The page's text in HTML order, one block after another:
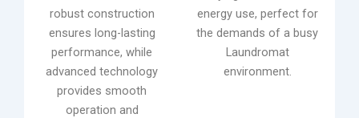
robust construction
ensures long-lasting
performance, while
advanced technology
provides smooth
operation and
energy use, perfect for
the demands of a busy
Laundromat
environment.